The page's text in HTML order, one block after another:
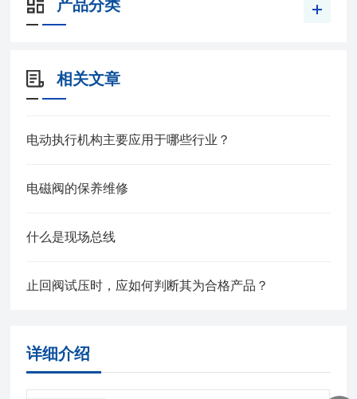
产品分类
相关文章
电动执行机构主要应用于哪些行业？
电磁阀的保养维修
什么是现场总线
止回阀试压时，应如何判断其为合格产品？
详细介绍